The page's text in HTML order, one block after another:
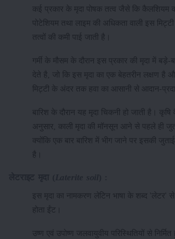
कई प्रकार के मृदा पोषक तत्व जैसे कि कैलशियम
पोटेशियम तथा लाइम की अधिकता वाली इस
तत्वों की कमी पाई जाती है।
गर्मी के मौसम के दौरान इस प्रकार की मृदा में
देते है, जो कि इस मृदा का एक बेहतरीन लक्षण
मिट्टी के अंदर तक हवा का आसानी से आदान-
बारिश के दौरान यह मृदा चिकनी हो जाती है। कृषि
अनुसार, काली मृदा की मॉनसून आने से पहले ही
क्योंकि एक बार बारिश में भीग जाने पर इसकी
है।
इस मृदा का नामकरण लेटिन भाषा के शब्द 'लेटर' से
होता ईंट।
उष्ण एवं उपोष्ण जलवायुवीय परिस्थितियों से